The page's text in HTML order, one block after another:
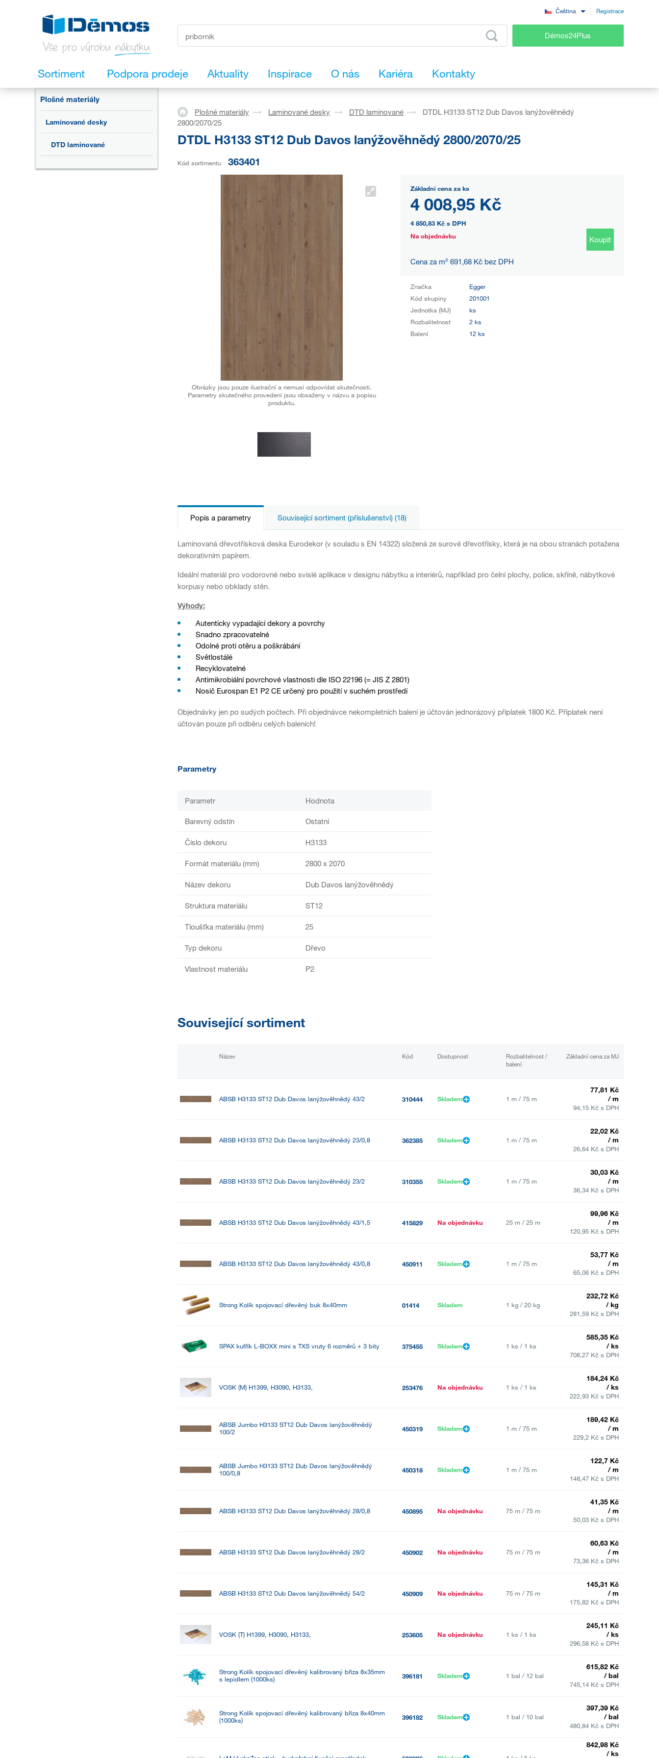
Čeština Registrace
Démos24Plus
Sortiment Podpora prodeje Aktuality Inspirace O nás Kariéra Kontakty
Plošné materiály
Laminované desky
DTD laminované
Plošné materiály Laminované desky DTD laminované
DTDL H3133 ST12 Dub Davos lanýžověhnědý
2800/2070/25
DTDL H3133 ST12 Dub Davos lanýžověhnědý 2800/2070/25
Kód sortimentu 363401
Obrázky jsou pouze ilustrační a nemusí odpovídat skutečnosti.
Parametry skutečného provedení jsou obsaženy v názvu a popisu
produktu.
Základní cena za ks
4 008,95 Kč
4 850,83 Kč s DPH
Na objednávku
Koupit
Cena za m² 691,68 Kč bez DPH
Značka
Egger
Kód skupiny
201001
Jednotka (MJ)
ks
Rozbalitelnost
2 ks
Balení
12 ks
Popis a parametry Související sortiment (příslušenství) (18)
Laminovaná dřevotřísková deska Eurodekor (v souladu s EN 14322) složená ze surové dřevotřísky, která je na obou stranách potažena
dekorativním papírem.
Ideální materiál pro vodorovné nebo svislé aplikace v designu nábytku a interiérů, například pro čelní plochy, police, skříně, nábytkové
korpusy nebo obklady stěn.
Výhody:
Autenticky vypadající dekory a povrchy
Snadno zpracovatelné
Odolné proti otěru a poškrábání
Světlostálé
Recyklovatelné
Antimikrobiální povrchové vlastnosti dle ISO 22196 (= JIS Z 2801)
Nosič Eurospan E1 P2 CE určený pro použití v suchém prostředí
Objednávky jen po sudých počtech. Při objednávce nekompletních balení je účtován jednorázový příplatek 1800 Kč. Příplatek není
účtován pouze při odběru celých baleních!
Parametry
Parametr Hodnota
Barevný odstín Ostatní
Číslo dekoru H3133
Formát materiálu (mm) 2800 x 2070
Název dekoru Dub Davos lanýžověhnědý
Struktura materiálu ST12
Tloušťka materiálu (mm) 25
Typ dekoru Dřevo
Vlastnost materiálu P2
Související sortiment
Název Kód Dostupnost
Rozbalitelnost /
balení
Základní cena za MJ
ABSB H3133 ST12 Dub Davos lanýžověhnědý 43/2 310444 Skladem 1 m / 75 m
77,81 Kč
/ m
94,15 Kč s DPH
ABSB H3133 ST12 Dub Davos lanýžověhnědý 23/0,8 362385 Skladem 1 m / 75 m
22,02 Kč
/ m
26,64 Kč s DPH
ABSB H3133 ST12 Dub Davos lanýžověhnědý 23/2 310355 Skladem 1 m / 75 m
30,03 Kč
/ m
36,34 Kč s DPH
ABSB H3133 ST12 Dub Davos lanýžověhnědý 43/1,5 415829 Na objednávku 25 m / 25 m
99,96 Kč
/ m
120,95 Kč s DPH
ABSB H3133 ST12 Dub Davos lanýžověhnědý 43/0,8 450911 Skladem 1 m / 75 m
53,77 Kč
/ m
65,06 Kč s DPH
Strong Kolík spojovací dřevěný buk 8x40mm 01414 Skladem 1 kg / 20 kg
232,72 Kč
/ kg
281,59 Kč s DPH
SPAX kufřík L-BOXX mini s TXS vruty 6 rozměrů + 3 bity 375455 Skladem 1 ks / 1 ks
585,35 Kč
/ ks
708,27 Kč s DPH
VOSK (M) H1399, H3090, H3133, 253476 Na objednávku 1 ks / 1 ks
184,24 Kč
/ ks
222,93 Kč s DPH
ABSB Jumbo H3133 ST12 Dub Davos lanýžověhnědý
100/2
450319 Skladem 1 m / 75 m
189,42 Kč
/ m
229,2 Kč s DPH
ABSB Jumbo H3133 ST12 Dub Davos lanýžověhnědý
100/0,8
450318 Skladem 1 m / 75 m
122,7 Kč
/ m
148,47 Kč s DPH
ABSB H3133 ST12 Dub Davos lanýžověhnědý 28/0,8 450895 Na objednávku 75 m / 75 m
41,35 Kč
/ m
50,03 Kč s DPH
ABSB H3133 ST12 Dub Davos lanýžověhnědý 28/2 450902 Na objednávku 75 m / 75 m
60,63 Kč
/ m
73,36 Kč s DPH
ABSB H3133 ST12 Dub Davos lanýžověhnědý 54/2 450909 Na objednávku 75 m / 75 m
145,31 Kč
/ m
175,82 Kč s DPH
VOSK (T) H1399, H3090, H3133, 253605 Na objednávku 1 ks / 1 ks
245,11 Kč
/ ks
296,58 Kč s DPH
Strong Kolík spojovací dřevěný kalibrovaný bříza 8x35mm
s lepidlem (1000ks)
396181 Skladem 1 bal / 12 bal
615,82 Kč
/ bal
745,14 Kč s DPH
Strong Kolík spojovací dřevěný kalibrovaný bříza 8x40mm
(1000ks)
396182 Skladem 1 bal / 10 bal
397,39 Kč
/ bal
480,84 Kč s DPH
842,98 Kč
/ ks